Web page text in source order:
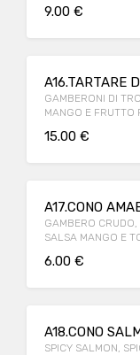
9.00 €
A16.TARTARE
GAMBERONI DI
MANGO E FRUTTO
15.00 €
A17.CONO
GAMBERO
SALSA MANGO E
6.00 €
A18.CONO
SPICY SALMON,